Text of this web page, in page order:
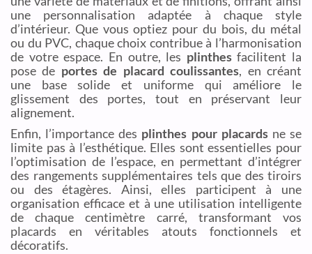
une personnalisation adaptée à chaque style
d’intérieur. Que vous optiez pour du bois, du métal
ou du PVC, chaque choix contribue à l’harmonisation
de votre espace. En outre, les plinthesfacilitent la
pose de portes de placard coulissantes, en créant
une base solide et uniforme qui améliore le
glissement des portes, tout en préservant leur
alignement.
Enfin, l’importance des plinthes pour placardsne se
limite pas à l’esthétique. Elles sont essentielles pour
l’optimisation de l’espace, en permettant d’intégrer
des rangements supplémentaires tels que des tiroirs
ou des étagères. Ainsi, elles participent à une
organisation efficace et à une utilisation intelligente
de chaque centimètre carré, transformant vos
placards en véritables atouts fonctionnels et
décoratifs.